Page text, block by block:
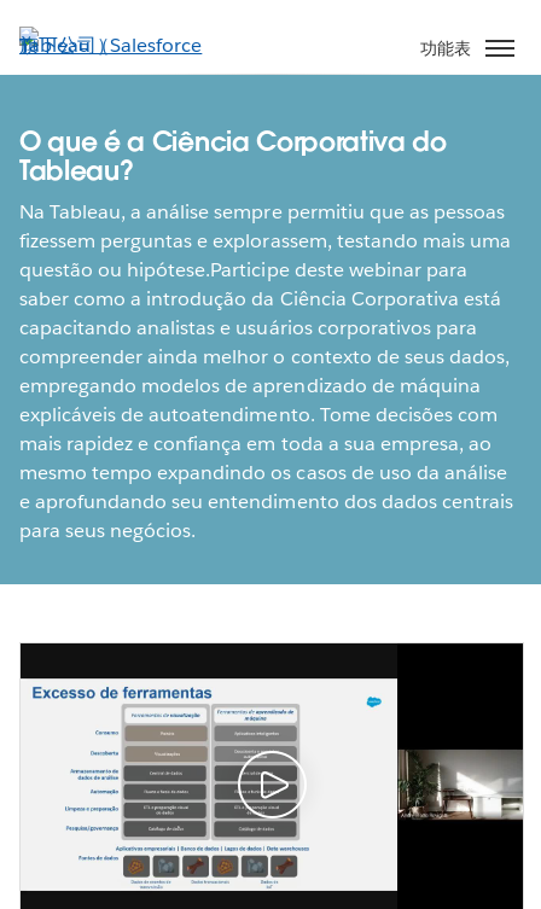
至
主
功能表
O que é a Ciência Corporativa do
Tableau?
Na Tableau, a análise sempre permitiu que as pessoas
fizessem perguntas e explorassem, testando mais uma
questão ou hipótese.Participe deste webinar para
saber como a introdução da Ciência Corporativa está
capacitando analistas e usuários corporativos para
compreender ainda melhor o contexto de seus dados,
empregando modelos de aprendizado de máquina
explicáveis de autoatendimento. Tome decisões com
mais rapidez e confiança em toda a sua empresa, ao
mesmo tempo expandindo os casos de uso da análise
e aprofundando seu entendimento dos dados centrais
para seus negócios.